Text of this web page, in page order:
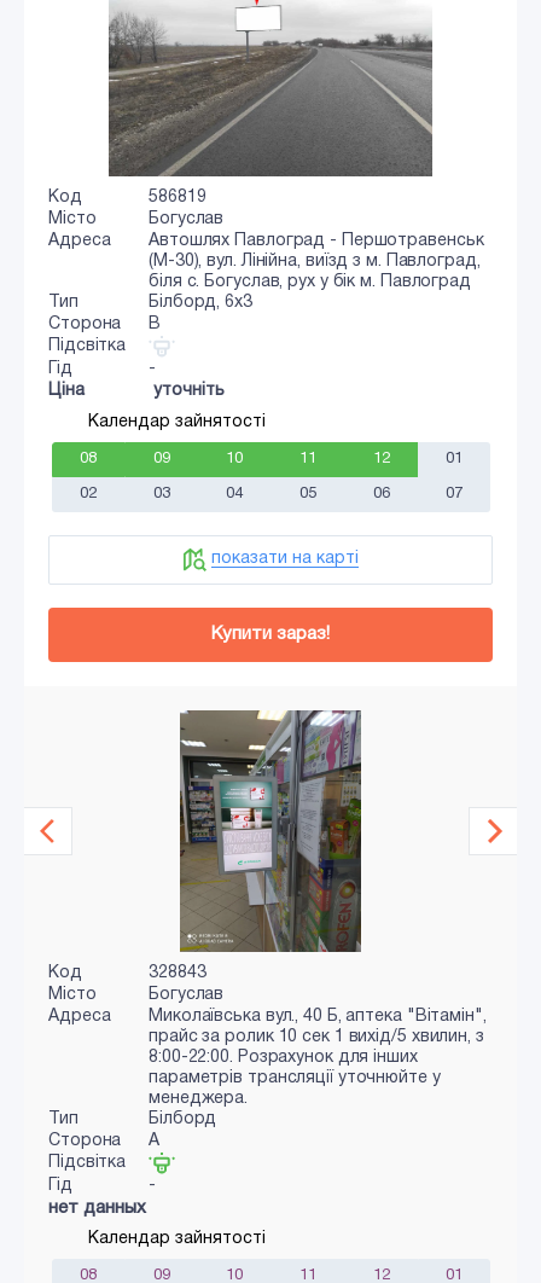
Код
586819
Місто
Богуслав
Адреса
Автошлях Павлоград - Першотравенськ
(М-30), вул. Лінійна, виїзд з м. Павлоград,
біля с. Богуслав, рух у бік м. Павлоград
Тип
Білборд, 6х3
Сторона
B
Підсвітка
Гід
-
Ціна
уточніть
Календар зайнятості
08 09 10 11 12 01
02 03 04 05 06 07
показати на карті
Купити зараз!
Код
328843
Місто
Богуслав
Адреса
Миколаївська вул., 40 Б, аптека "Вітамін",
прайс за ролик 10 сек 1 вихід/5 хвилин, з
8:00-22:00. Розрахунок для інших
параметрів трансляції уточнюйте у
менеджера.
Тип
Білборд
Сторона
A
Підсвітка
Гід
-
нет данных
Календар зайнятості
08 09 10 11 12 01